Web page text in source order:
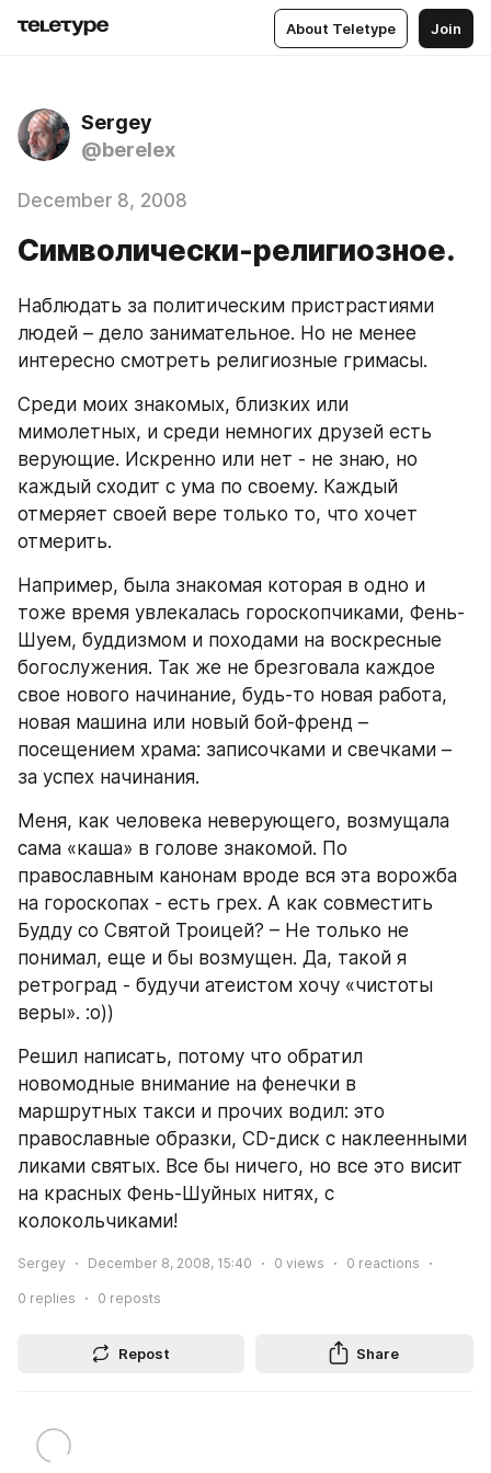
About Teletype Join
Sergey
@berelex
December 8, 2008
Символически-религиозное.
Наблюдать за политическим пристрастиями
людей – дело занимательное. Но не менее
интересно смотреть религиозные гримасы.
Среди моих знакомых, близких или
мимолетных, и среди немногих друзей есть
верующие. Искренно или нет - не знаю, но
каждый сходит с ума по своему. Каждый
отмеряет своей вере только то, что хочет
отмерить.
Например, была знакомая которая в одно и
тоже время увлекалась гороскопчиками, Фень-
Шуем, буддизмом и походами на воскресные
богослужения. Так же не брезговала каждое
свое нового начинание, будь-то новая работа,
новая машина или новый бой-френд –
посещением храма: записочками и свечками –
за успех начинания.
Меня, как человека неверующего, возмущала
сама «каша» в голове знакомой. По
православным канонам вроде вся эта ворожба
на гороскопах - есть грех. А как совместить
Будду со Святой Троицей? – Не только не
понимал, еще и бы возмущен. Да, такой я
ретроград - будучи атеистом хочу «чистоты
веры». :о))
Решил написать, потому что обратил
новомодные внимание на фенечки в
маршрутных такси и прочих водил: это
православные образки, CD-диск с наклеенными
ликами святых. Все бы ничего, но все это висит
на красных Фень-Шуйных нитях, с
колокольчиками!
Sergey December 8, 2008, 15:40 0 views 0 reactions
0 replies 0 reposts
Repost Share